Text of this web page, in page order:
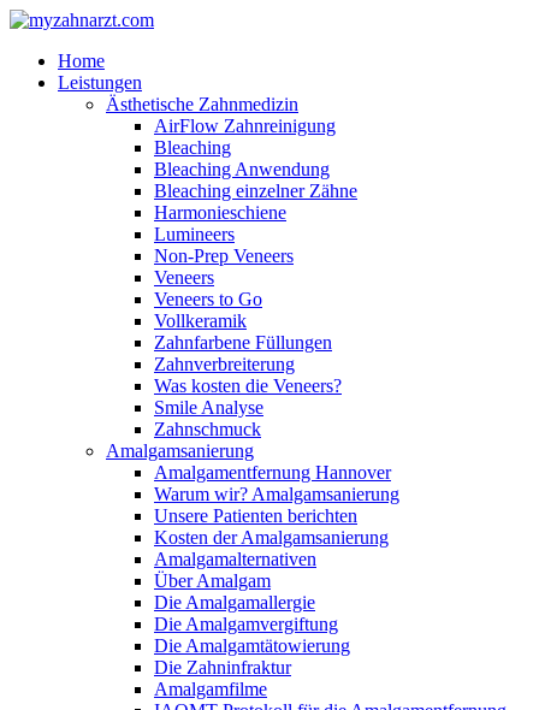
Home
Leistungen
Ästhetische Zahnmedizin
AirFlow Zahnreinigung
Bleaching
Bleaching Anwendung
Bleaching einzelner Zähne
Harmonieschiene
Lumineers
Non-Prep Veneers
Veneers
Veneers to Go
Vollkeramik
Zahnfarbene Füllungen
Zahnverbreiterung
Was kosten die Veneers?
Smile Analyse
Zahnschmuck
Amalgamsanierung
Amalgamentfernung Hannover
Warum wir? Amalgamsanierung
Unsere Patienten berichten
Kosten der Amalgamsanierung
Amalgamalternativen
Über Amalgam
Die Amalgamallergie
Die Amalgamvergiftung
Die Amalgamtätowierung
Die Zahninfraktur
Amalgamfilme